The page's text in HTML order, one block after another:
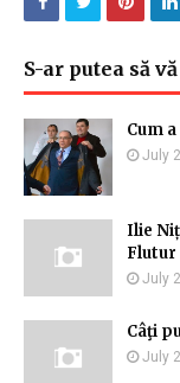
S-ar putea să
Cum
July
Ilie
Flutur
July
Câţi
July